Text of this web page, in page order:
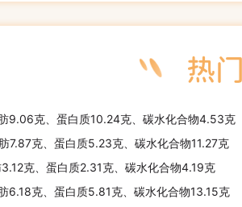
9.06克、蛋白质10.24克、碳水化合物4.53克
7.87克、蛋白质5.23克、碳水化合物11.27克
克、蛋白质2.31克、碳水化合物4.19克
6.18克、蛋白质5.81克、碳水化合物13.15克